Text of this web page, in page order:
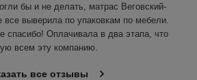
бы и не делать, матрас Веговский-
выверила по упаковкам по мебели.
спасибо! Оплачивала в два этапа, что
всем эту компанию.
все отзывы